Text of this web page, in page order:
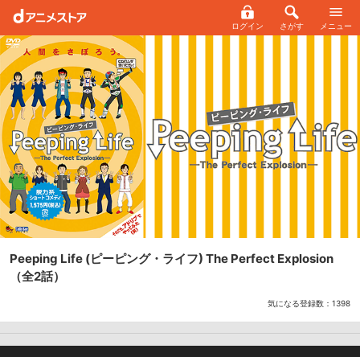
ログイン さがす メニュー
Peeping Life (ピーピング・ライフ) The Perfect Explosion
（全2話）
気になる登録数： 1398